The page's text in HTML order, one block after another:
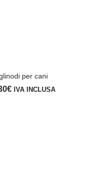
per cani
€Fascia
IVA INCLUSA